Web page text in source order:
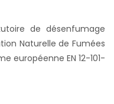
de désenfumage
Naturelle de Fumées
européenne EN 12-101-